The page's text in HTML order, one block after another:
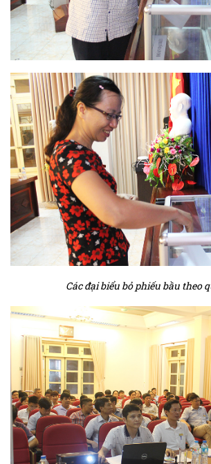
Các đại biểu bỏ phiếu bầu theo